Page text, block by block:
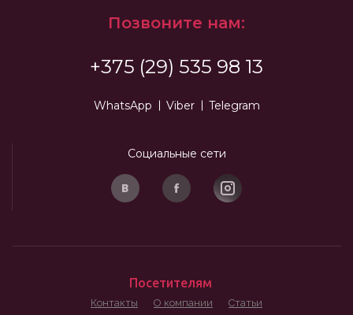
Позвоните нам:
+375 (29) 535 98 13
WhatsApp Viber Telegram
Социальные сети
Посетителям
Контакты О компании
Статьи